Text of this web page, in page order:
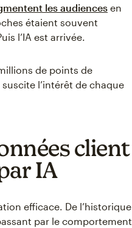
les audiences en
étaient souvent
l’IA est arrivée.
de points de
l’intérêt de chaque
client
IA
efficace. De l’historique
par le comportement